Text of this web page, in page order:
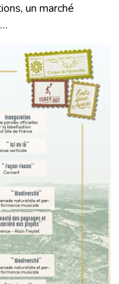
un marché